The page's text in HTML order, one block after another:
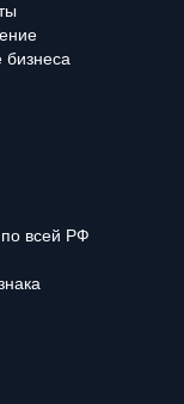
бизнеса
по всей РФ